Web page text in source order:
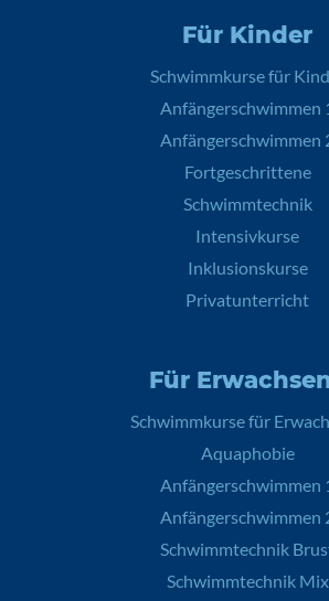
Für Kinder
Schwimmkurse für
Anfängerschwimmen
Anfängerschwimmen
Fortgeschrittene
Schwimmtechnik
Intensivkurse
Inklusionskurse
Privatunterricht
Für
Schwimmkurse für
Aquaphobie
Anfängerschwimmen
Anfängerschwimmen
Schwimmtechnik
Schwimmtechnik Mix